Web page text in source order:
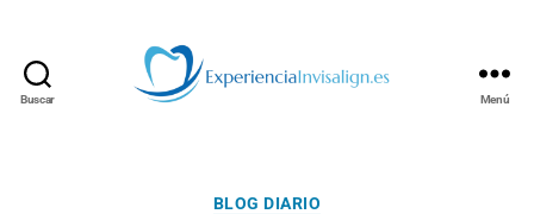
Buscar Menú
Categorías
BLOG DIARIO